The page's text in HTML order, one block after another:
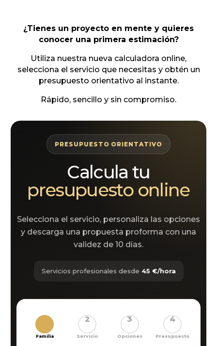
¿Tienes un proyecto en mente y quieres
conocer una primera estimación?
Utiliza nuestra nueva calculadora online,
selecciona el servicio que necesitas y obtén un
presupuesto orientativo al instante.
Rápido, sencillo y sin compromiso.
PRESUPUESTO ORIENTATIVO
Calcula tu
presupuesto online
Selecciona el servicio, personaliza las opciones
y descarga una propuesta proforma con una
validez de 10 días.
Servicios profesionales desde 45 €/hora
Familia
2
Servicio
3
Opciones
4
Presupuesto